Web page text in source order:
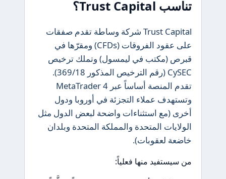
Trust Capital شركة وساطة تقدم صفقات
على عقود الفروقات (CFDs) ومقرّها في
(مكتب في ليمسول) وتملك ترخيص
CySEC (رقم الترخيص المذكور 369/18).
تقدم المنصة أساساً عبر MetaTrader 4
عملاء التجزئة في أوروبا ودول
(مع استثناءات واضحة لبعض الدول مثل
المتحدة والمملكة المتحدة وبلدان
لعقوبات).
منها فعلياً: